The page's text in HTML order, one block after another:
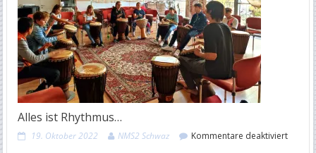
Alles ist Rhythmus…
19. Oktober 2022 NMS2 Schwaz Kommentare deaktiviertfür